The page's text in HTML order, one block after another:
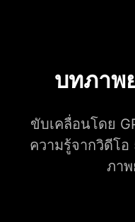
บทภาพ
ขับเคลื่อนโดย
ความรู้จากวิดีโอ
ภา